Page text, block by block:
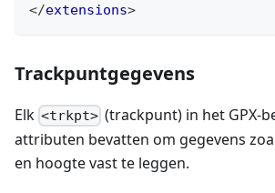
</extensions>
Trackpuntgegevens
Elk <trkpt> (trackpunt) in het GPX-
attributen bevatten om gegevens
en hoogte vast te leggen.